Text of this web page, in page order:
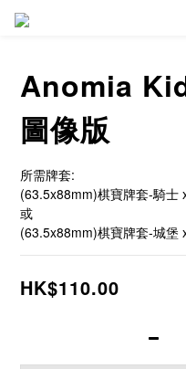
Anomia
圖像版
所需牌套:
(63.5x88mm)棋寶牌套-騎士
或
(63.5x88mm)棋寶牌套-城堡
HK$110.00